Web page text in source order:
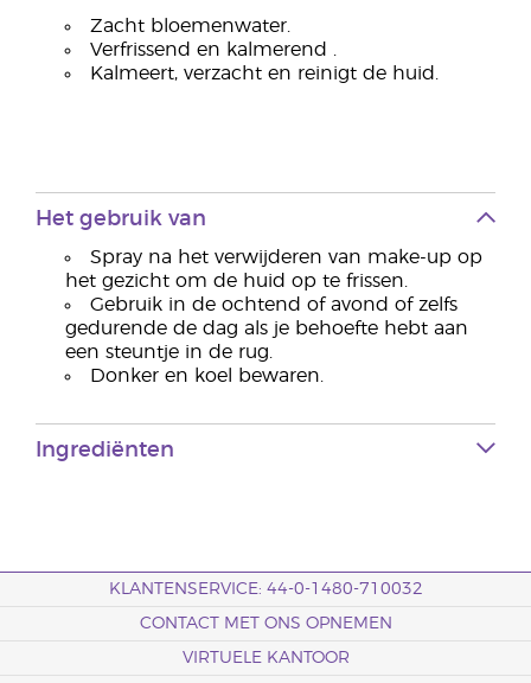
Zacht bloemenwater.
Verfrissend en kalmerend .
Kalmeert, verzacht en reinigt de huid.
Het gebruik van
Spray na het verwijderen van make-up op
het gezicht om de huid op te frissen.
Gebruik in de ochtend of avond of zelfs
gedurende de dag als je behoefte hebt aan
een steuntje in de rug.
Donker en koel bewaren.
Ingrediënten
KLANTENSERVICE: 44-0-1480-710032
CONTACT MET ONS OPNEMEN
VIRTUELE KANTOOR